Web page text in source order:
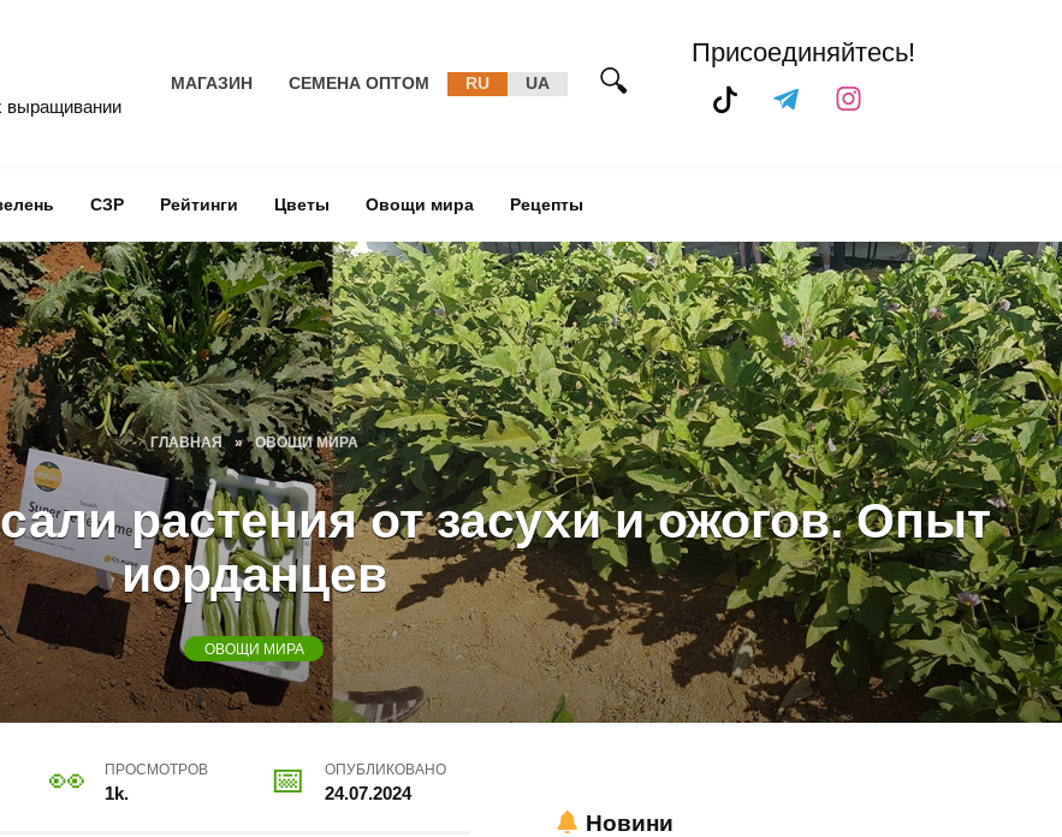
выращивании
МАГАЗИН СЕМЕНА ОПТОМ RU UA
Присоединяйтесь!
СЗР Рейтинги Цветы Овощи мира Рецепты
ГЛАВНАЯ » ОВОЩИ МИРА
растения от засухи и ожогов. Опыт
иорданцев
ОВОЩИ МИРА
ПРОСМОТРОВ
1k.
ОПУБЛИКОВАНО
24.07.2024
Новини